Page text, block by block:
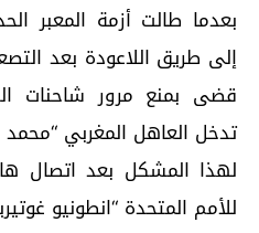
بعدما طالت أزمة المعبر
إلى طريق اللاعودة بعد
قضى بمنع مرور شاحنات
تدخل العاهل المغربي
لهذا المشكل بعد اتصال
للأمم المتحدة “انطونيو